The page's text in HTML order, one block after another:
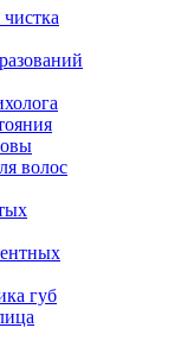
волос
губ